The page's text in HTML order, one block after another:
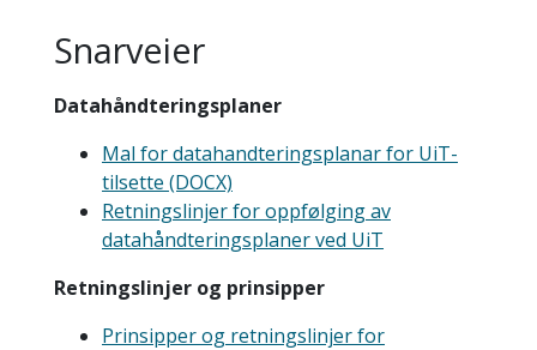
Snarveier
Datahåndteringsplaner
Mal for datahandteringsplanar for UiT-
tilsette (DOCX)
Retningslinjer for oppfølging av
datahåndteringsplaner ved UiT
Retningslinjer og prinsipper
Prinsipper og retningslinjer for